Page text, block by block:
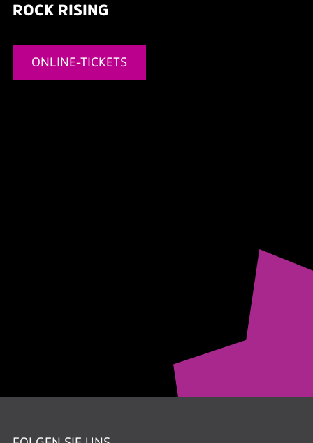
ROCK RISING
ONLINE-TICKETS